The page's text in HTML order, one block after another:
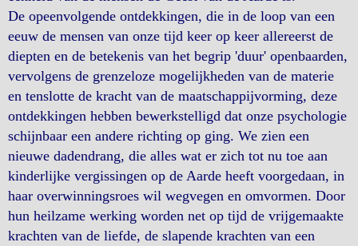
De opeenvolgende ontdekkingen, die in de loop van een
eeuw de mensen van onze tijd keer op keer allereerst de
diepten en de betekenis van het begrip 'duur' openbaarden,
vervolgens de grenzeloze mogelijkheden van de materie
en tenslotte de kracht van de maatschappijvorming, deze
ontdekkingen hebben bewerkstelligd dat onze psychologie
schijnbaar een andere richting op ging. We zien een
nieuwe dadendrang, die alles wat er zich tot nu toe aan
kinderlijke vergissingen op de Aarde heeft voorgedaan, in
haar overwinningsroes wil wegvegen en omvormen. Door
hun heilzame werking worden net op tijd de vrijgemaakte
krachten van de liefde, de slapende krachten van een